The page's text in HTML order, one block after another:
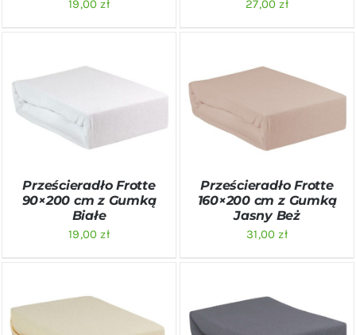
19,00zł 27,00zł
SZCZEGÓŁY
Prześcieradło Frotte
90×200 cm z Gumką
Białe
19,00zł
SZCZEGÓŁY
Prześcieradło Frotte
160×200 cm z Gumką
Jasny Beż
31,00zł